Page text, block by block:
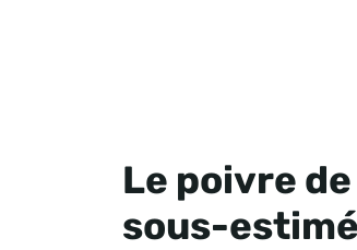
Le poivre
sous-estimé